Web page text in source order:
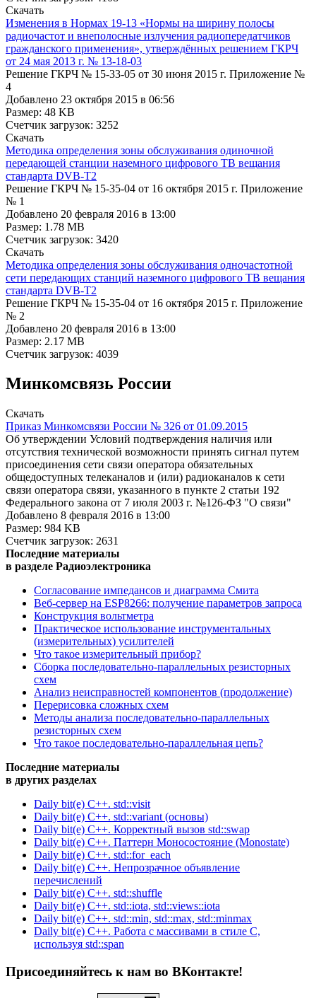
Cкачать
Изменения в Нормах 19-13 «Нормы на ширину полосы
радиочастот и внеполосные излучения радиопередатчиков
гражданского применения», утверждённых решением ГКРЧ
от 24 мая 2013 г. № 13-18-03
Решение ГКРЧ № 15-33-05 от 30 июня 2015 г. Приложение №
4
Добавлено 23 октября 2015 в 06:56
Размер: 48 KB
Счетчик загрузок: 3252
Cкачать
Методика определения зоны обслуживания одиночной
передающей станции наземного цифрового ТВ вещания
стандарта DVB-T2
Решение ГКРЧ № 15-35-04 от 16 октября 2015 г. Приложение
№ 1
Добавлено 20 февраля 2016 в 13:00
Размер: 1.78 MB
Счетчик загрузок: 3420
Cкачать
Методика определения зоны обслуживания одночастотной
сети передающих станций наземного цифрового ТВ вещания
стандарта DVB-T2
Решение ГКРЧ № 15-35-04 от 16 октября 2015 г. Приложение
№ 2
Добавлено 20 февраля 2016 в 13:00
Размер: 2.17 MB
Счетчик загрузок: 4039
Минкомсвязь России
Cкачать
Приказ Минкомсвязи России № 326 от 01.09.2015
Об утверждении Условий подтверждения наличия или
отсутствия технической возможности принять сигнал путем
присоединения сети связи оператора обязательных
общедоступных телеканалов и (или) радиоканалов к сети
связи оператора связи, указанного в пункте 2 статьи 192
Федерального закона от 7 июля 2003 г. №126-ФЗ "О связи"
Добавлено 8 февраля 2016 в 13:00
Размер: 984 KB
Счетчик загрузок: 2631
Последние материалы
в разделе Радиоэлектроника
Согласование импедансов и диаграмма Смита
Веб-сервер на ESP8266: получение параметров запроса
Конструкция вольтметра
Практическое использование инструментальных
(измерительных) усилителей
Что такое измерительный прибор?
Сборка последовательно-параллельных резисторных
схем
Анализ неисправностей компонентов (продолжение)
Перерисовка сложных схем
Методы анализа последовательно-параллельных
резисторных схем
Что такое последовательно-параллельная цепь?
Последние материалы
в других разделах
Daily bit(e) C++. std::visit
Daily bit(e) C++. std::variant (основы)
Daily bit(e) C++. Корректный вызов std::swap
Daily bit(e) C++. Паттерн Моносостояние (Monostate)
Daily bit(e) C++. std::for_each
Daily bit(e) C++. Непрозрачное объявление
перечислений
Daily bit(e) C++. std::shuffle
Daily bit(e) C++. std::iota, std::views::iota
Daily bit(e) C++. std::min, std::max, std::minmax
Daily bit(e) C++. Работа с массивами в стиле C,
используя std::span
Присоединяйтесь к нам во ВКонтакте!